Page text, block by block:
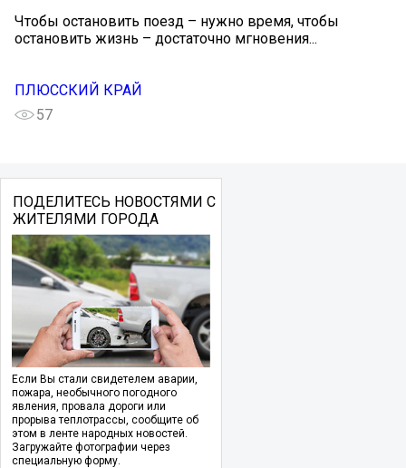
Чтобы остановить поезд – нужно время, чтобы
остановить жизнь – достаточно мгновения...
ПЛЮССКИЙ КРАЙ
57
ПОДЕЛИТЕСЬ НОВОСТЯМИ С
ЖИТЕЛЯМИ ГОРОДА
Если Вы стали свидетелем аварии,
пожара, необычного погодного
явления, провала дороги или
прорыва теплотрассы, сообщите об
этом в ленте народных новостей.
Загружайте фотографии через
специальную форму.